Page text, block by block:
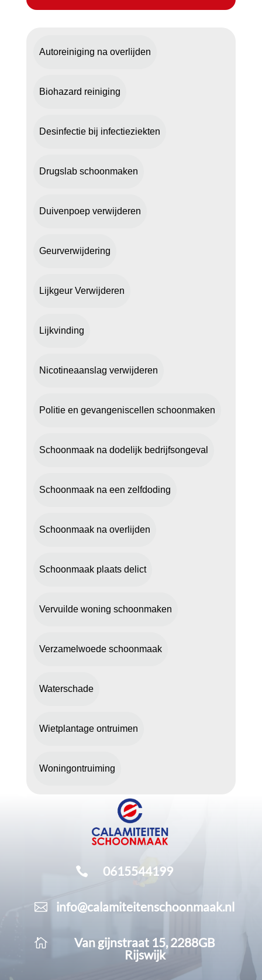
Autoreiniging na overlijden
Biohazard reiniging
Desinfectie bij infectieziekten
Drugslab schoonmaken
Duivenpoep verwijderen
Geurverwijdering
Lijkgeur Verwijderen
Lijkvinding
Nicotineaanslag verwijderen
Politie en gevangeniscellen schoonmaken
Schoonmaak na dodelijk bedrijfsongeval
Schoonmaak na een zelfdoding
Schoonmaak na overlijden
Schoonmaak plaats delict
Vervuilde woning schoonmaken
Verzamelwoede schoonmaak
Waterschade
Wietplantage ontruimen
Woningontruiming
 0615544199
 info@calamiteitenschoonmaak.nl

Van gijnstraat 15, 2288GB
Rijswijk